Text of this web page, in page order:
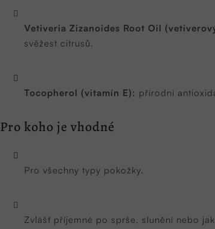
Vetiveria Zizanoides Root Oil
svěžest citrusů.
Tocopherol (vitamín E): přírodní
Pro koho je vhodné
Pro všechny typy pokožky.
Zvlášť příjemné po sprše, slunění nebo